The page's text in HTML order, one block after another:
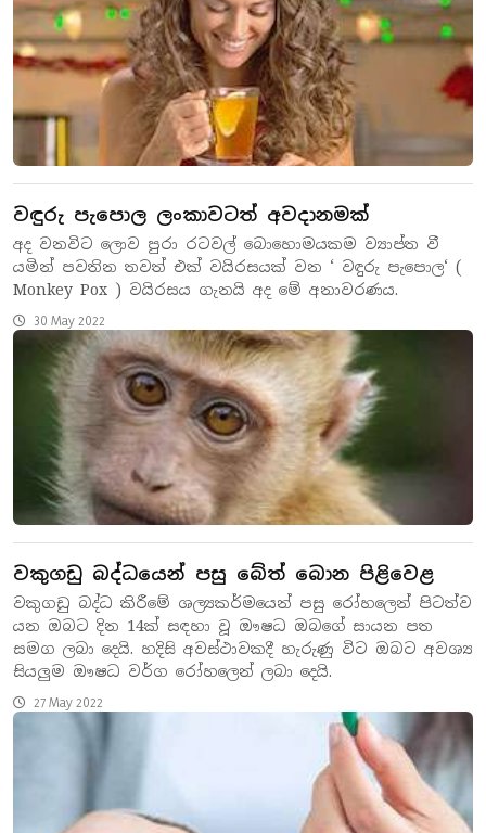
වඳුරු පැපොල ලංකාවටත් අවදානමක්
අද වනවිට ලොව පුරා රටවල් බොහොමයකම ව්‍යාප්ත වී
යමින් පවතින තවත් එක් වයිරසයක් වන ‘ වඳුරු පැපොල‘ (
Monkey Pox ) වයිරසය ගැනයි අද මේ අනාවරණය.
30 May 2022
වකුගඩු බද්ධයෙන් පසු බේත් බොන පිළිවෙළ
වකුගඩු බද්ධ කිරීමේ ශල්‍යකර්මයෙන් පසු රෝහලෙන් පිටත්ව
යන ඔබට දින 14ක් සඳහා වූ ඖෂධ ඔබගේ සායන පත
සමග ලබා දෙයි. හදිසි අවස්ථාවකදී හැරුණු විට ඔබට අවශ්‍ය
සියලුම ඖෂධ වර්ග රෝහලෙන් ලබා දෙයි.
27 May 2022